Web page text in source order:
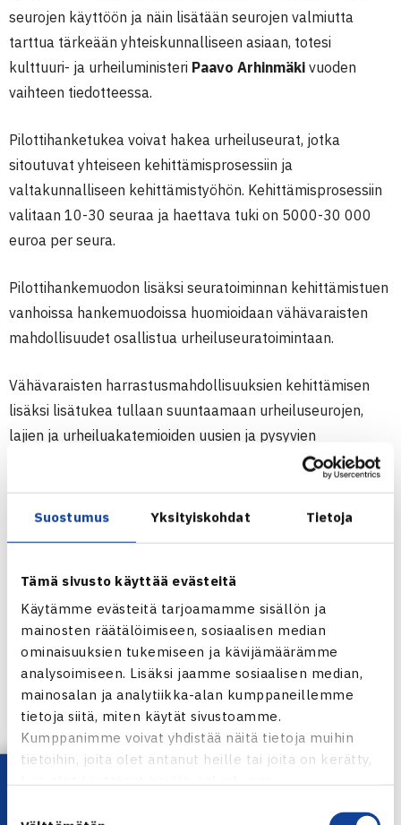
Suostumus Yksityiskohdat Tietoja
Tämä sivusto käyttää evästeitä
Käytämme evästeitä tarjoamamme sisällön ja
mainosten räätälöimiseen, sosiaalisen median
ominaisuuksien tukemiseen ja kävijämäärämme
analysoimiseen. Lisäksi jaamme sosiaalisen median,
mainosalan ja analytiikka-alan kumppaneillemme
tietoja siitä, miten käytät sivustoamme.
Kumppanimme voivat yhdistää näitä tietoja muihin
tietoihin, joita olet antanut heille tai joita on kerätty,
seurojen käyttöön ja näin lisätään seurojen valmiutta
tarttua tärkeään yhteiskunnalliseen asiaan, totesi
kulttuuri- ja urheiluministeri Paavo Arhinmäki vuoden
vaihteen tiedotteessa.
Pilottihanketukea voivat hakea urheiluseurat, jotka
sitoutuvat yhteiseen kehittämisprosessiin ja
valtakunnalliseen kehittämistyöhön. Kehittämisprosessiin
valitaan 10-30 seuraa ja haettava tuki on 5000-30 000
euroa per seura.
Pilottihankemuodon lisäksi seuratoiminnan kehittämistuen
vanhoissa hankemuodoissa huomioidaan vähävaraisten
mahdollisuudet osallistua urheiluseuratoimintaan.
Vähävaraisten harrastusmahdollisuuksien kehittämisen
lisäksi lisätukea tullaan suuntaamaan urheiluseurojen,
lajien ja urheiluakatemioiden uusien ja pysyvien
yhteistyömallien kehittämiseen 11-15-vuotiaiden
yhteistyöhanke ja näin luoda tulevaisuuden
yhteistyömalleja elävän seuratoiminnan tueksi huippu-
urheilijoiden uran edistämiseksi, totesi ministeri Arhinmäki
lisätuen käyttötarkoituksesta.
Nuoren Suomen pääsihteeri
Jyrki Kemppainen
kommentoi opetus- ja kulttuuriministeriön myöntämää
lisätukea liikuntajärjestöjen näkökulmasta.